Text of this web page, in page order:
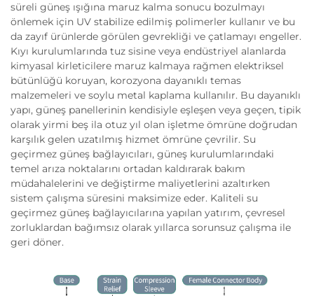
süreli güneş ışığına maruz kalma sonucu bozulmayı
önlemek için UV stabilize edilmiş polimerler kullanır ve bu
da zayıf ürünlerde görülen gevrekliği ve çatlamayı engeller.
Kıyı kurulumlarında tuz sisine veya endüstriyel alanlarda
kimyasal kirleticilere maruz kalmaya rağmen elektriksel
bütünlüğü koruyan, korozyona dayanıklı temas
malzemeleri ve soylu metal kaplama kullanılır. Bu dayanıklı
yapı, güneş panellerinin kendisiyle eşleşen veya geçen, tipik
olarak yirmi beş ila otuz yıl olan işletme ömrüne doğrudan
karşılık gelen uzatılmış hizmet ömrüne çevrilir. Su
geçirmez güneş bağlayıcıları, güneş kurulumlarındaki
temel arıza noktalarını ortadan kaldırarak bakım
müdahalelerini ve değiştirme maliyetlerini azaltırken
sistem çalışma süresini maksimize eder. Kaliteli su
geçirmez güneş bağlayıcılarına yapılan yatırım, çevresel
zorluklardan bağımsız olarak yıllarca sorunsuz çalışma ile
geri döner.